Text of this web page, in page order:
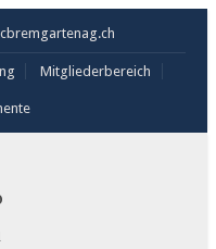
Mitgliederbereich